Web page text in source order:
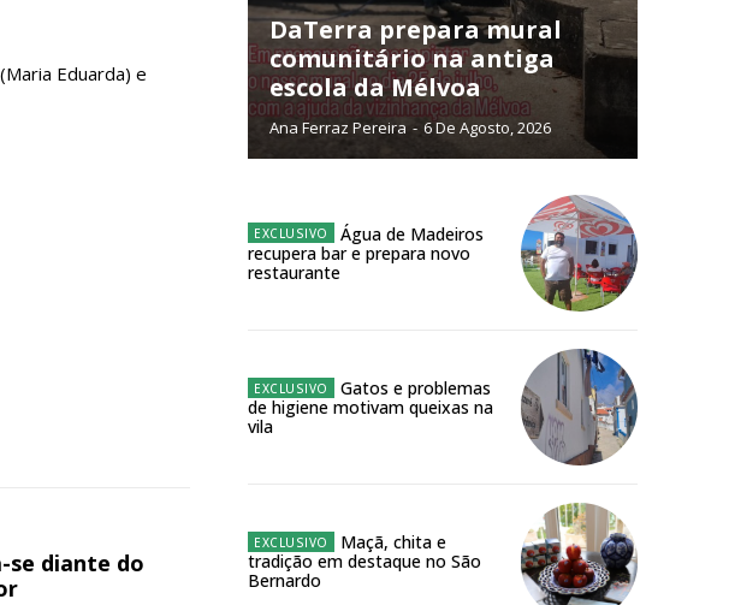
ASSINATURA
DIGITAL ANUAL
12 meses
Acesso ao conteúdo online
Acesso aos conteúdos Exclusivos para
Eduarda) e
se diante do
DaTerra prepara mural
comunitário na antiga
escola da Mélvoa
Ana Ferraz Pereira - 6 De Agosto, 2026
Água de Madeiros
recupera bar e prepara novo
restaurante
Gatos e problemas
de higiene motivam queixas na
vila
Maçã, chita e
tradição em destaque no São
Bernardo